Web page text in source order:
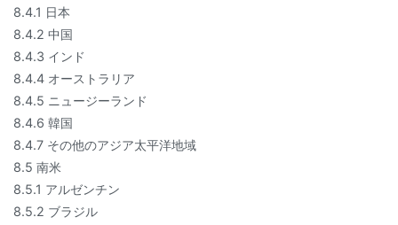
8.4.1 日本
8.4.2 中国
8.4.3 インド
8.4.4 オーストラリア
8.4.5 ニュージーランド
8.4.6 韓国
8.4.7 その他のアジア太平洋地域
8.5 南米
8.5.1 アルゼンチン
8.5.2 ブラジル